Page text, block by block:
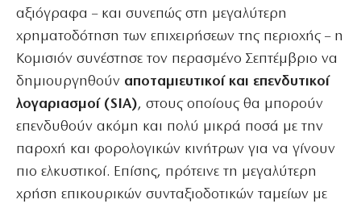
αξιόγραφα – και συνεπώς στη μεγαλύτερη
χρηματοδότηση των επιχειρήσεων της περιοχής – η
Κομισιόν συνέστησε τον περασμένο Σεπτέμβριο να
δημιουργηθούν αποταμιευτικοί και επενδυτικοί
λογαριασμοί (SIA), στους οποίους θα μπορούν
επενδυθούν ακόμη και πολύ μικρά ποσά με την
παροχή και φορολογικών κινήτρων για να γίνουν
πιο ελκυστικοί. Επίσης, πρότεινε τη μεγαλύτερη
χρήση επικουρικών συνταξιοδοτικών ταμείων με